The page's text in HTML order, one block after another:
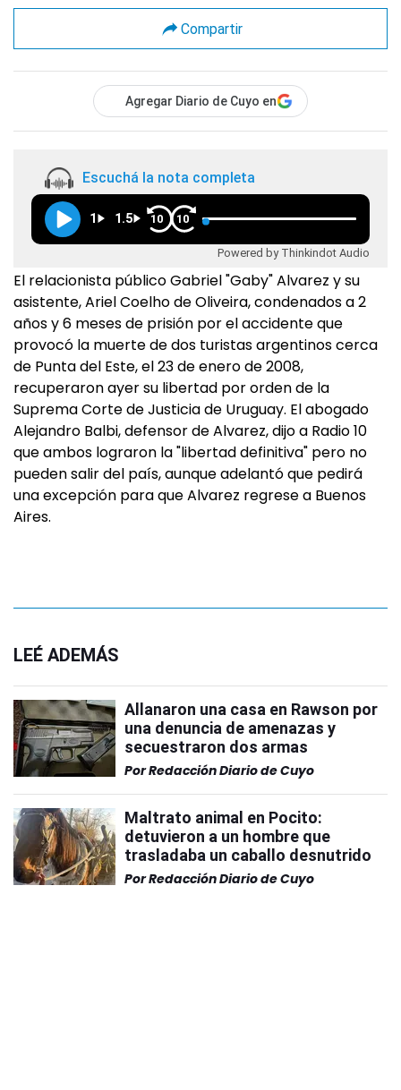
Compartir
Agregar Diario de Cuyo en
Escuchá la nota completa
1 1.5 10 10
Powered by Thinkindot Audio
El relacionista público Gabriel "Gaby" Alvarez y su
asistente, Ariel Coelho de Oliveira, condenados a 2
años y 6 meses de prisión por el accidente que
provocó la muerte de dos turistas argentinos cerca
de Punta del Este, el 23 de enero de 2008,
recuperaron ayer su libertad por orden de la
Suprema Corte de Justicia de Uruguay. El abogado
Alejandro Balbi, defensor de Alvarez, dijo a Radio 10
que ambos lograron la "libertad definitiva" pero no
pueden salir del país, aunque adelantó que pedirá
una excepción para que Alvarez regrese a Buenos
Aires.
LEÉ ADEMÁS
Allanaron una casa en Rawson por
una denuncia de amenazas y
secuestraron dos armas
PorRedacción Diario de Cuyo
Maltrato animal en Pocito:
detuvieron a un hombre que
trasladaba un caballo desnutrido
PorRedacción Diario de Cuyo